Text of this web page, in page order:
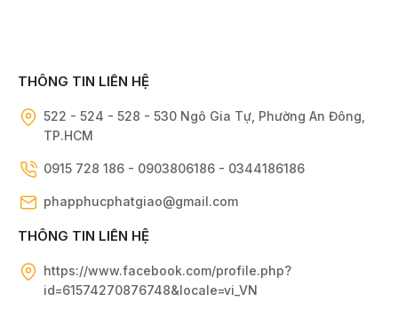
THÔNG TIN LIÊN HỆ
522 - 524 - 528 - 530 Ngô Gia Tự, Phường An Đông,
TP.HCM
0915 728 186 - 0903806186 - 0344186186
phapphucphatgiao@gmail.com
THÔNG TIN LIÊN HỆ
https://www.facebook.com/profile.php?
id=61574270876748&locale=vi_VN